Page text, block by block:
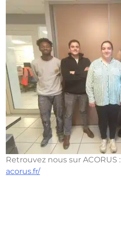
Retrouvez nous sur ACORUS :
acorus.fr/